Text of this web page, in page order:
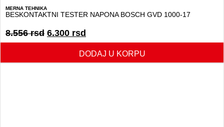
MERNA TEHNIKA
BESKONTAKTNI TESTER NAPONA BOSCH GVD 1000-17
8.556rsd 6.300 rsd
DODAJ U KORPU